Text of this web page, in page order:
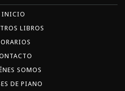
INICIO
LIBROS
SOMOS
DE PIANO